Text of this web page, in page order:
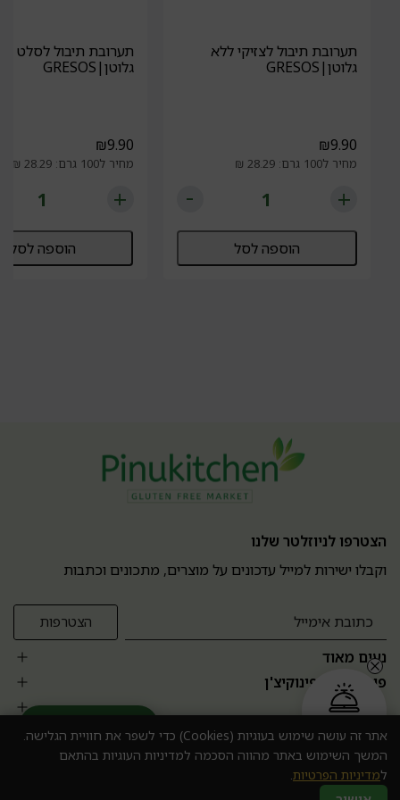
תערובת תיבול לצזיקי ללא
גלוטן|GRESOS
₪9.90
מחיר ל100 גרם: 28.29 ₪
הוספה לסל
תערובת תיבול לסלט
גלוטן|GRESOS
₪9.90
מחיר ל100 גרם: 28.29 ₪
הוספה לסל
הצטרפו לניוזלטר שלנו
וקבלו ישירות למייל עדכונים על מוצרים, מתכונים וכתבות
נעים מאוד
פופולרים בפינוקיצ'ן
אזור אישי
אתר זה עושה שימוש בעוגיות (Cookies) כדי לשפר את חוויית הגלישה.
המשך השימוש באתר מהווה הסכמה למדיניות העוגיות בהתאם
למדיניות הפרטיות.